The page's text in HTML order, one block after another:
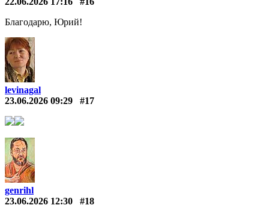
Благодарю, Юрий!
levinagal
23.06.2026 09:29
#17
genrihl
23.06.2026 12:30
#18